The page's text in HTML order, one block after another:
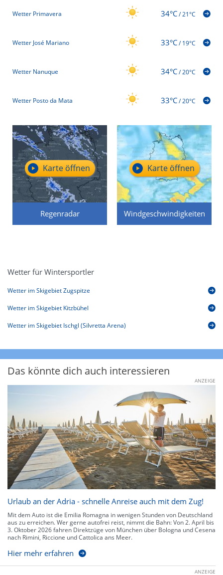
Wetter Primavera 34°C/21°C
Wetter José Mariano 33°C/19°C
Wetter Nanuque 34°C/20°C
Wetter Posto da Mata 33°C/20°C
Regenradar
Karte öffnen
Windgeschwindigkeiten
Karte öffnen
Wetter für Wintersportler
Wetter im Skigebiet Zugspitze
Wetter im Skigebiet Kitzbühel
Wetter im Skigebiet Ischgl (Silvretta Arena)
Das könnte dich auch interessieren
ANZEIGE
Urlaub an der Adria - schnelle Anreise auch mit dem Zug!
Mit dem Auto ist die Emilia Romagna in wenigen Stunden von Deutschland
aus zu erreichen. Wer gerne autofrei reist, nimmt die Bahn: Von 2. April bis
3. Oktober 2026 fahren Direktzüge von München über Bologna und Cesena
nach Rimini, Riccione und Cattolica ans Meer.
Hier mehr erfahren
ANZEIGE